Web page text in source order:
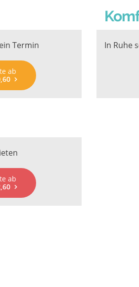
Termin
ab
In Ruhe
ab